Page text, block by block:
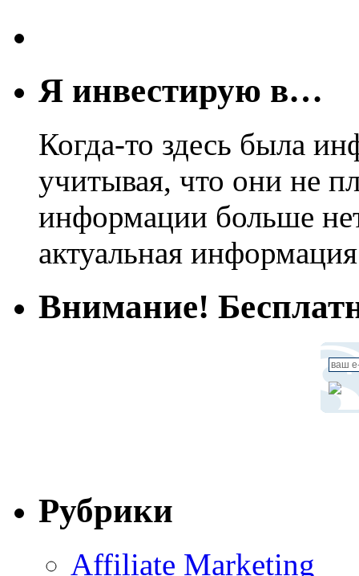
Я инвестирую в…
Когда-то здесь была
учитывая, что они не
информации больше
актуальная
Внимание!
Рубрики
Affiliate Marketing